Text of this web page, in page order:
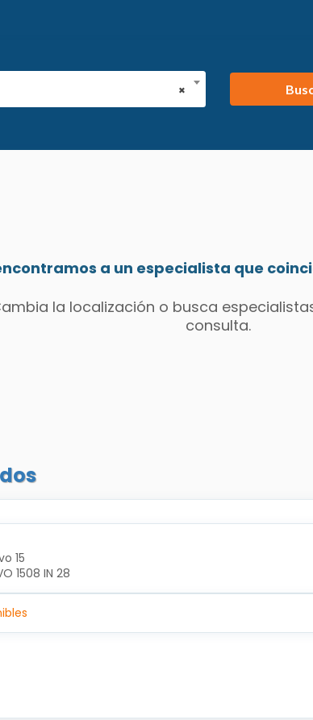
×
a un especialista que
la localización o busca
consulta.
15
1508 IN 28